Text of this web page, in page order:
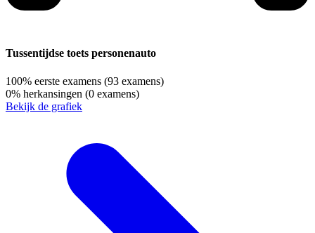
Tussentijdse toets personenauto
100% eerste examens (93 examens)
0% herkansingen (0 examens)
Bekijk de grafiek